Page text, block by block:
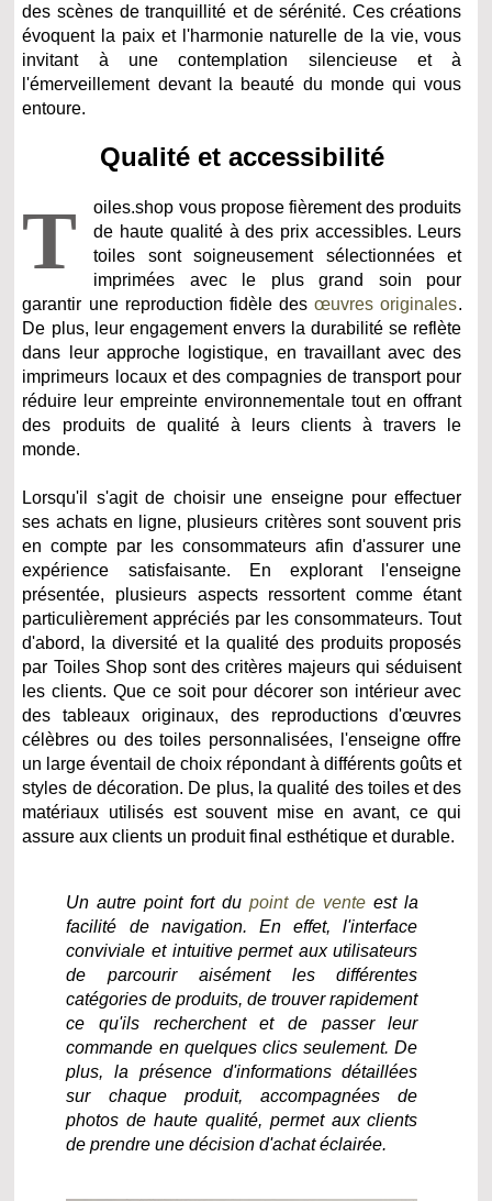
des scènes de tranquillité et de sérénité. Ces créations
évoquent la paix et l'harmonie naturelle de la vie, vous
invitant à une contemplation silencieuse et à
l'émerveillement devant la beauté du monde qui vous
entoure.
Qualité et accessibilité
T
oiles.shop vous propose fièrement des produits
de haute qualité à des prix accessibles. Leurs
toiles sont soigneusement sélectionnées et
imprimées avec le plus grand soin pour
garantir une reproduction fidèle desœuvres originales.
De plus, leur engagement envers la durabilité se reflète
dans leur approche logistique, en travaillant avec des
imprimeurs locaux et des compagnies de transport pour
réduire leur empreinte environnementale tout en offrant
des produits de qualité à leurs clients à travers le
monde.
Lorsqu'il s'agit de choisir une enseigne pour effectuer
ses achats en ligne, plusieurs critères sont souvent pris
en compte par les consommateurs afin d'assurer une
expérience satisfaisante. En explorant l'enseigne
présentée, plusieurs aspects ressortent comme étant
particulièrement appréciés par les consommateurs. Tout
d'abord, la diversité et la qualité des produits proposés
par Toiles Shop sont des critères majeurs qui séduisent
les clients. Que ce soit pour décorer son intérieur avec
des tableaux originaux, des reproductions d'œuvres
célèbres ou des toiles personnalisées, l'enseigne offre
un large éventail de choix répondant à différents goûts et
styles de décoration. De plus, la qualité des toiles et des
matériaux utilisés est souvent mise en avant, ce qui
assure aux clients un produit final esthétique et durable.
Un autre point fort du point de venteest la
facilité de navigation. En effet, l'interface
conviviale et intuitive permet aux utilisateurs
de parcourir aisément les différentes
catégories de produits, de trouver rapidement
ce qu'ils recherchent et de passer leur
commande en quelques clics seulement. De
plus, la présence d'informations détaillées
sur chaque produit, accompagnées de
photos de haute qualité, permet aux clients
de prendre une décision d'achat éclairée.